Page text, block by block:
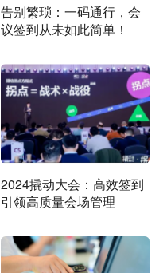
告别繁琐：一码通行，会
议签到从未如此简单！
2024撬动大会：高效签到
引领高质量会场管理